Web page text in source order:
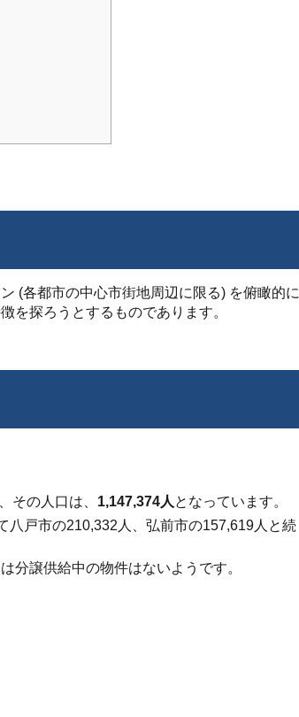
(各都市の中心市街地周辺に限る) を俯瞰的に
を探ろうとするものであります。
その人口は、 1,147,374人 となっています。
八戸市の210,332人、弘前市の157,619人と続
分譲供給中の物件はないようです。